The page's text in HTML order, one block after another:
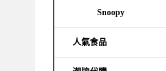
Snoopy
人氣食品